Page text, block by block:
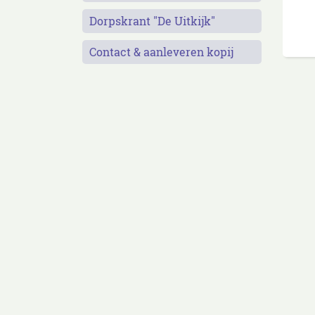
Dorpskrant "De Uitkijk"
Contact & aanleveren kopij